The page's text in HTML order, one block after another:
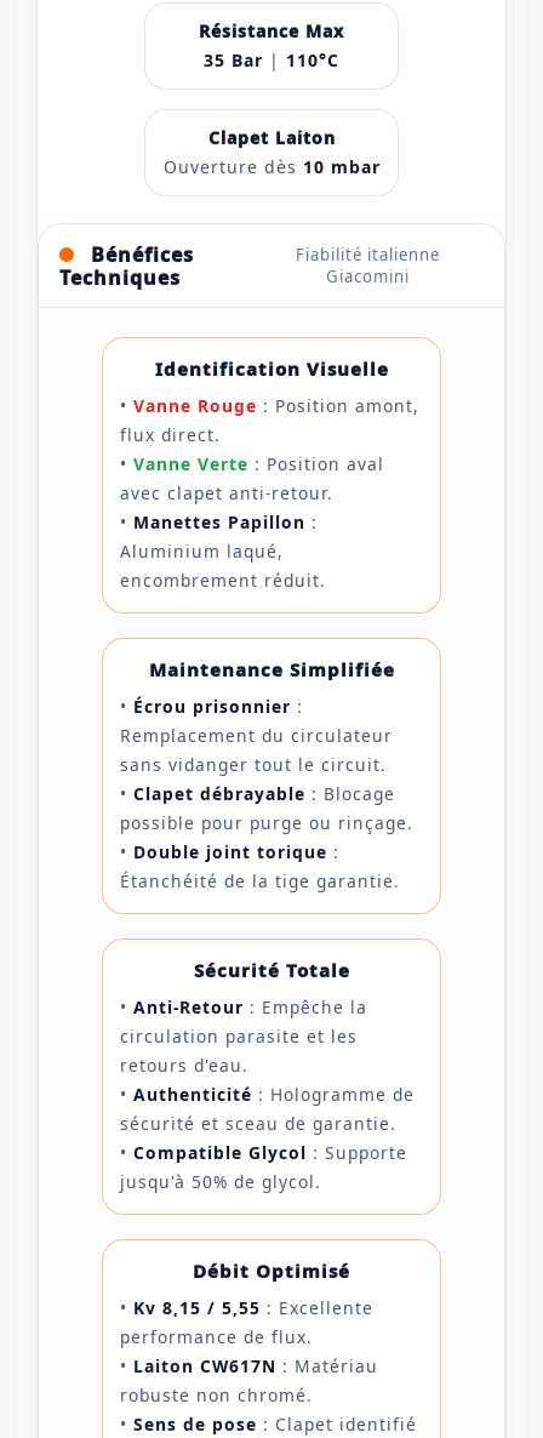
Résistance Max
35 Bar | 110°C
Clapet Laiton
Ouverture dès 10 mbar
Bénéfices
Techniques
Fiabilité italienne
Giacomini
Identification Visuelle
• Vanne Rouge : Position amont,
flux direct.
• Vanne Verte : Position aval
avec clapet anti-retour.
• Manettes Papillon :
Aluminium laqué,
encombrement réduit.
Maintenance Simplifiée
• Écrou prisonnier :
Remplacement du circulateur
sans vidanger tout le circuit.
• Clapet débrayable : Blocage
possible pour purge ou rinçage.
• Double joint torique :
Étanchéité de la tige garantie.
Sécurité Totale
• Anti-Retour : Empêche la
circulation parasite et les
retours d'eau.
• Authenticité : Hologramme de
sécurité et sceau de garantie.
• Compatible Glycol : Supporte
jusqu'à 50% de glycol.
Débit Optimisé
• Kv 8,15 / 5,55 : Excellente
performance de flux.
• Laiton CW617N : Matériau
robuste non chromé.
• Sens de pose : Clapet identifié